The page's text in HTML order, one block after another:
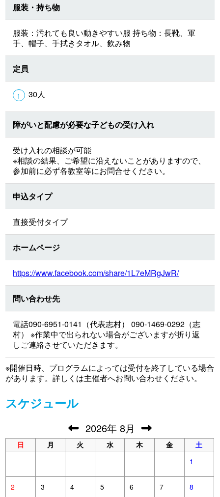
服装・持ち物
服装：汚れても良い動きやすい服 持ち物：長靴、軍
手、帽子、手拭きタオル、飲み物
定員
30人
障がいと配慮が必要な子どもの受け入れ
受け入れの相談が可能
※相談の結果、ご希望に沿えないことがありますので、
参加前に必ず各教室等にお問合せください。
申込タイプ
直接受付タイプ
ホームページ
https://www.facebook.com/share/1L7eMRgJwR/
問い合わせ先
電話090-6951-0141（代表志村） 090-1469-0292（志
村） ※作業中で出られない場合がございますが折り返
しご連絡させていただきます。
※開催日時、プログラムによっては受付を終了している場合
があります。詳しくは主催者へお問い合わせください。
スケジュール
2026年 8月
日 月 火 水 木 金
土
1
2 3 4 5 6 7 8